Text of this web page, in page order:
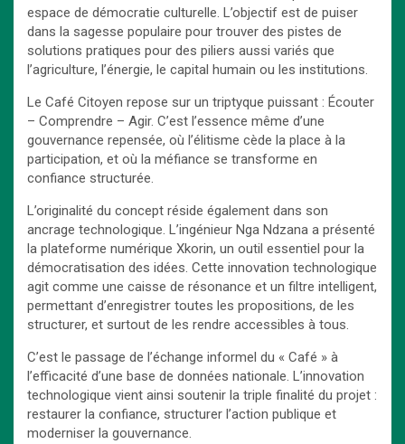
espace de démocratie culturelle. L’objectif est de puiser
dans la sagesse populaire pour trouver des pistes de
solutions pratiques pour des piliers aussi variés que
l’agriculture, l’énergie, le capital humain ou les institutions.
Le Café Citoyen repose sur un triptyque puissant : Écouter
– Comprendre – Agir. C’est l’essence même d’une
gouvernance repensée, où l’élitisme cède la place à la
participation, et où la méfiance se transforme en
confiance structurée.
L’originalité du concept réside également dans son
ancrage technologique. L’ingénieur Nga Ndzana a présenté
la plateforme numérique Xkorin, un outil essentiel pour la
démocratisation des idées. Cette innovation technologique
agit comme une caisse de résonance et un filtre intelligent,
permettant d’enregistrer toutes les propositions, de les
structurer, et surtout de les rendre accessibles à tous.
C’est le passage de l’échange informel du « Café » à
l’efficacité d’une base de données nationale. L’innovation
technologique vient ainsi soutenir la triple finalité du projet :
restaurer la confiance, structurer l’action publique et
moderniser la gouvernance.